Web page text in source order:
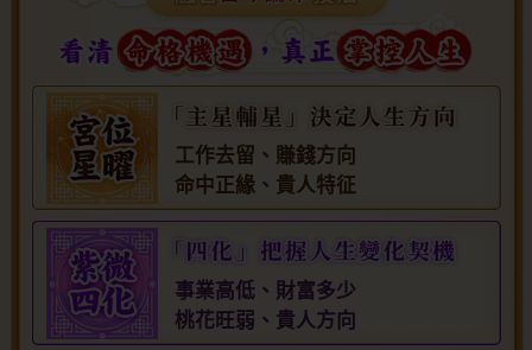
工作去留、賺錢方向
命中正緣、貴人特征
事業高低、財富多少
桃花旺弱、貴人方向